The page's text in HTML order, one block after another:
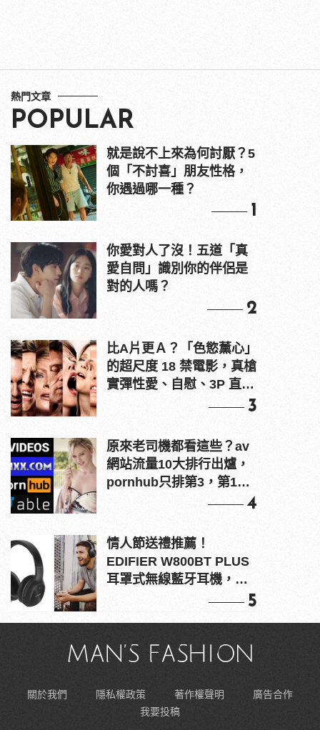
熱門文章
POPULAR
就是說不上來為何討厭？5
個「不討喜」朋友性格，
你遇過哪一種？
1
你愛對人了沒！五道「真
愛自問」識別你的伴侶是
對的人嗎？
2
比A片更Ａ？「色慾薰心」
的超尺度 18 禁電影，真槍
實彈性愛、自慰、3P 直接
3
原來老司機都看這些？av
網站流量10大排行出爐，
pornhub只排第3，第1名
4
情人節送禮推薦！
EDIFIER W800BT PLUS
耳罩式無線藍牙耳機，在
5
關於我們 隱私權政策 著作權聲明
廣告合作
我要投稿